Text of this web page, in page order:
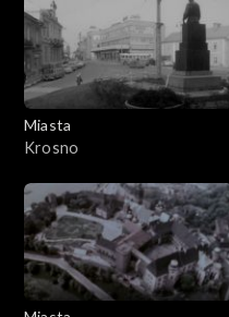
Miasta
Krosno